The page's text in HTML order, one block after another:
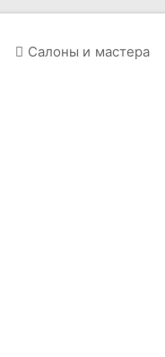
Салоны и мастера